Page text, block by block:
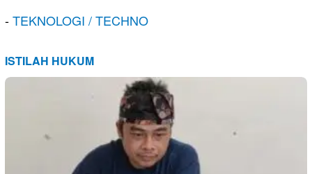
-TEKNOLOGI / TECHNO
ISTILAH HUKUM